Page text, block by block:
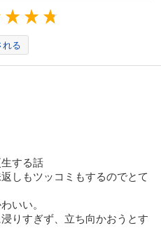
る
する話
しもツッコミもするのでとて
いい。
りすぎず、立ち向かおうとす